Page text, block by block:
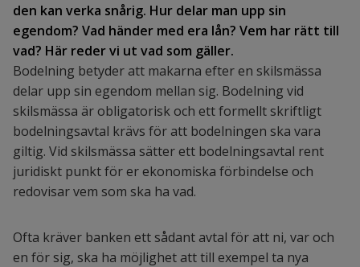
den kan verka snårig. Hur delar man upp sin
egendom? Vad händer med era lån? Vem har rätt till
vad? Här reder vi ut vad som gäller.
Bodelning betyder att makarna efter en skilsmässa
delar upp sin egendom mellan sig. Bodelning vid
skilsmässa är obligatorisk och ett formellt skriftligt
bodelningsavtal krävs för att bodelningen ska vara
giltig. Vid skilsmässa sätter ett bodelningsavtal rent
juridiskt punkt för er ekonomiska förbindelse och
redovisar vem som ska ha vad.
Ofta kräver banken ett sådant avtal för att ni, var och
en för sig, ska ha möjlighet att till exempel ta nya